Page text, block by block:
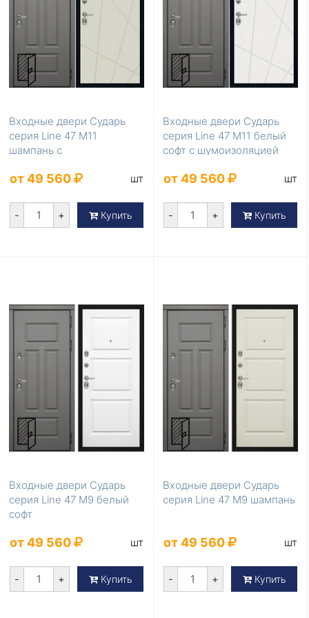
Входные двери Сударь
серия Line 47 М11
шампань с
от 49 560 шт
- + Купить
Входные двери Сударь
серия Line 47 М11 белый
софт с шумоизоляцией
от 49 560 шт
- + Купить
Входные двери Сударь
серия Line 47 М9 белый
софт
от 49 560 шт
- + Купить
Входные двери Сударь
серия Line 47 М9 шампань
от 49 560 шт
- + Купить